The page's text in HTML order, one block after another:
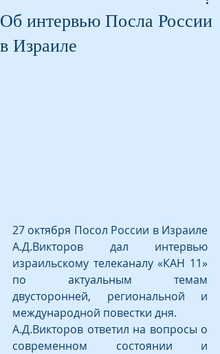
Об интервью Посла России
в Израиле
27 октября Посол России в Израиле
А.Д.Викторов дал интервью
израильскому телеканалу «КАН 11»
по актуальным темам
двусторонней, региональной и
международной повестки дня.
А.Д.Викторов ответил на вопросы о
современном состоянии и